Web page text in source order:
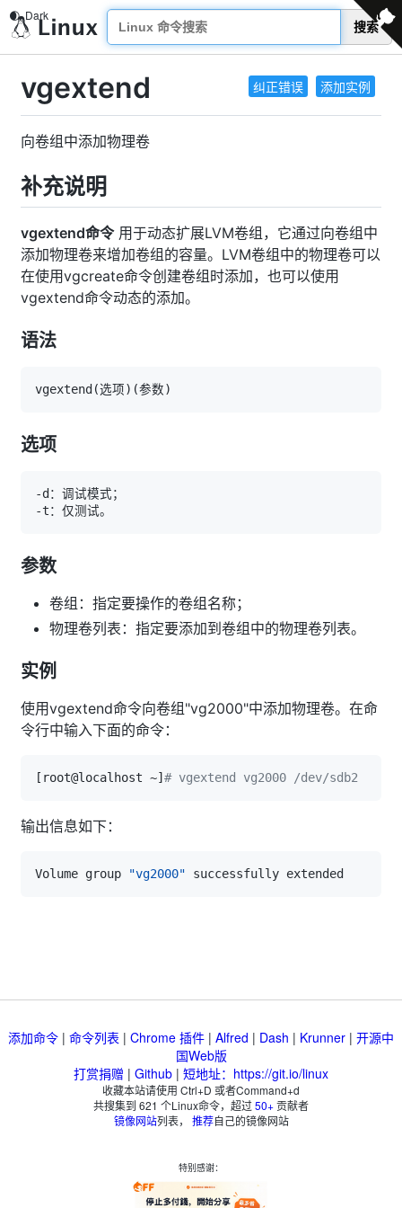
搜索
纠正错误 添加实例
vgextend
向卷组中添加物理卷
补充说明
vgextend命令用于动态扩展LVM卷组，它通过向卷组中
添加物理卷来增加卷组的容量。LVM卷组中的物理卷可以
在使用vgcreate命令创建卷组时添加，也可以使用
vgextend命令动态的添加。
语法
vgextend (选项) (参数)
选项
参数
卷组：指定要操作的卷组名称；
物理卷列表：指定要添加到卷组中的物理卷列表。
实例
使用vgextend命令向卷组"vg2000"中添加物理卷。在命
令行中输入下面的命令：
[ root@localhost ~] # vgextend vg2000 /dev/sdb2     #
输出信息如下：
Volume group "vg2000"
添加命令 | 命令列表 | Chrome 插件 | Alfred | Dash | Krunner | 开源中
国Web版
打赏捐赠 | Github | 短地址：https://git.io/linux
收藏本站请使用 Ctrl+D 或者Command+d
共搜集到 621 个Linux命令，超过50+贡献者
镜像网站列表， 推荐自己的镜像网站
特别感谢：